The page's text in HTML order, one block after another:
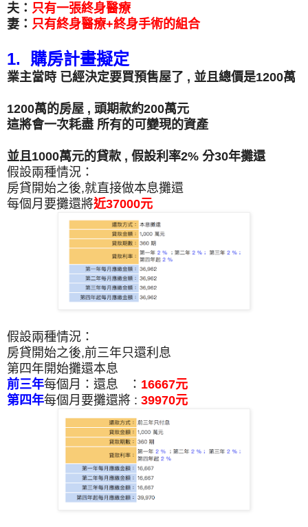
夫： 只有一張終身醫療
妻： 只有終身醫療+終身手術的組合
1. 購房計畫擬定
業主當時 已經決定要買預售屋了 , 並且總價是1200萬
1200萬的房屋 , 頭期款約200萬元
這將會一次耗盡 所有的可變現的資產
並且1000萬元的貸款 , 假設利率2% 分30年攤還
假設兩種情況：
房貸開始之後,就直接做本息攤還
每個月要攤還將近37000元
假設兩種情況：
房貸開始之後,前三年只還利息
第四年開始攤還本息
前三年每個月：還息 ： 16667元
第四年每個月要攤還將 : 39970元